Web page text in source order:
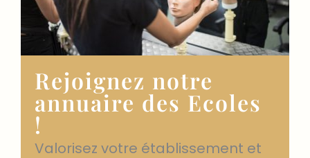
Rejoignez notre
annuaire des Ecoles
!
Valorisez votre établissement et